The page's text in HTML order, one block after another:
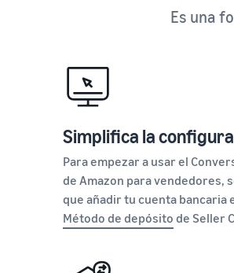
Es una
Simplifica la
Para empezar a usar el
de Amazon para vendedores,
que añadir tu cuenta bancaria
Método de depósito de Seller